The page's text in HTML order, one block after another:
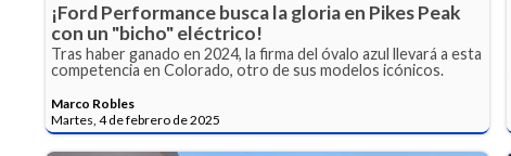
¡Ford Performance busca la gloria en Pikes Peak
con un "bicho" eléctrico!
Tras haber ganado en 2024, la firma del óvalo azul llevará a esta
competencia en Colorado, otro de sus modelos icónicos.
Marco Robles
Martes, 4 de febrero de 2025